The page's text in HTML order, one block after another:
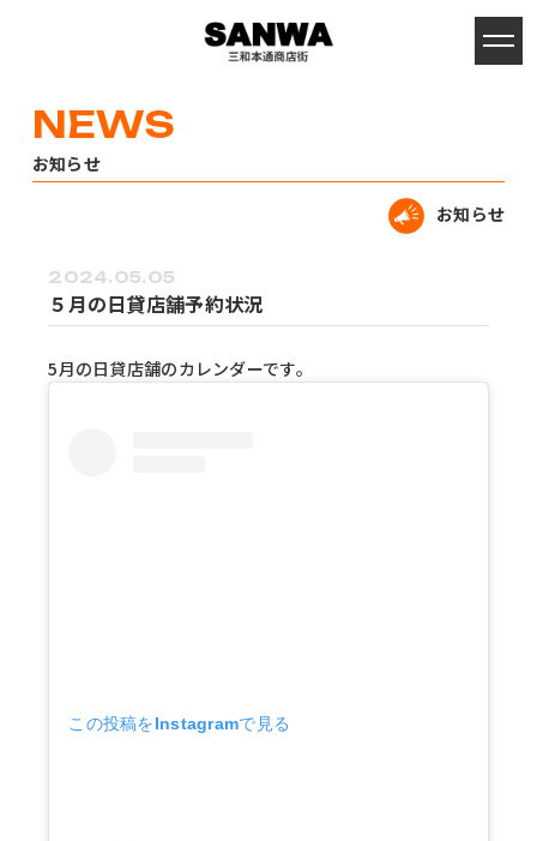
お知らせ
お知らせ
2024.05.05
５月の日貸店舗予約状況
5月の日貸店舗のカレンダーです。
この投稿をInstagramで見る